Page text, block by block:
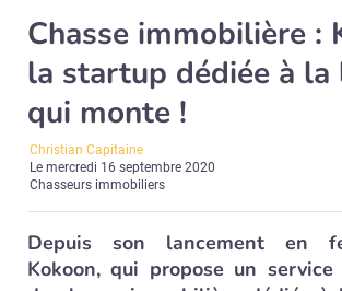
Chasse immobilière :
la startup dédiée à la
qui monte !
Christian Capitaine
Lemercredi 16 septembre 2020
Chasseurs immobiliers
Depuis son lancement en
Kokoon, qui propose un service